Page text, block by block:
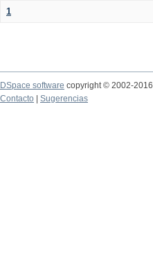
1
DSpace software copyright © 2002-2016
Contacto
Sugerencias